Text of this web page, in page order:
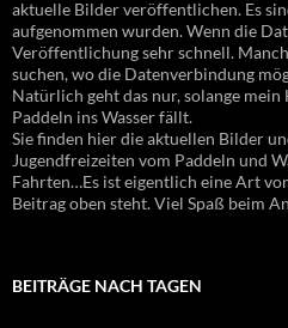
aktuelle Bilder veröffentlichen. Es
aufgenommen wurden. Wenn die
Veröffentlichung sehr schnell.
suchen, wo die Datenverbindung
Natürlich geht das nur, solange
Paddeln ins Wasser fällt.
Sie finden hier die aktuellen Bilder
Jugendfreizeiten vom Paddeln und
Fahrten…Es ist eigentlich eine Art
Beitrag oben steht. Viel Spaß beim
BEITRÄGE NACH TAGEN